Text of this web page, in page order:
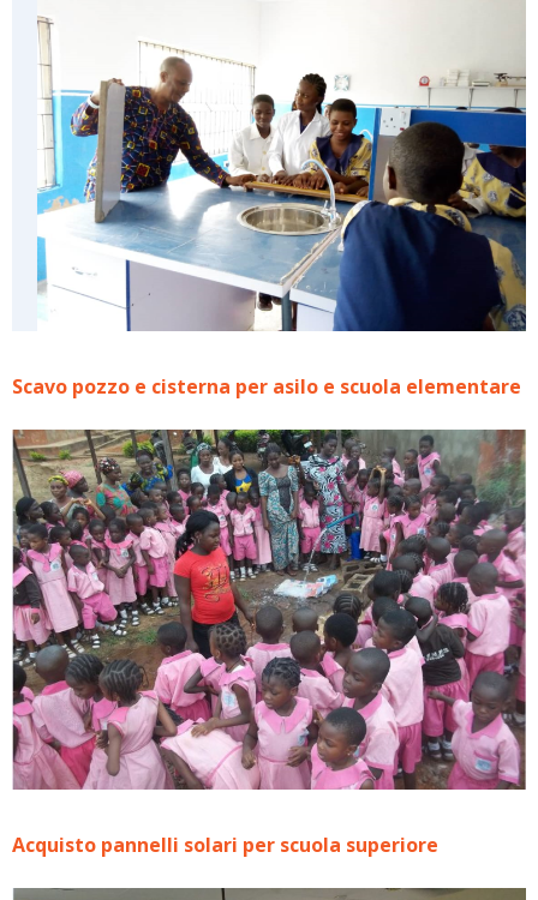
Scavo pozzo e cisterna per asilo e scuola elementare
Acquisto pannelli solari per scuola superiore